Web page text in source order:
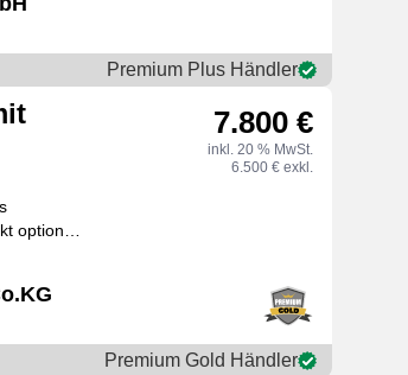
Premium Plus Händler
7.800 €
inkl. 20 % MwSt.
6.500 € exkl.
Premium Gold Händler